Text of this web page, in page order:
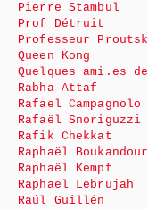
Pierre Stambul
Prof Détruit
Professeur
Queen Kong
Quelques ami.es
Rabha Attaf
Rafael Campagnolo
Rafaël Snoriguzzi
Rafik Chekkat
Raphaël
Raphaël Kempf
Raphaël Lebrujah
Raúl Guillén